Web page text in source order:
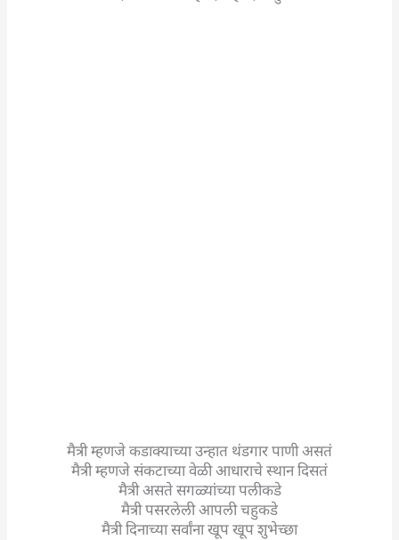
मैत्री म्हणजे कडाक्याच्या उन्हात थंडगार पाणी असतं
मैत्री म्हणजे संकटाच्या वेळी आधाराचे स्थान दिसतं
मैत्री असते सगळ्यांच्या पलीकडे
मैत्री पसरलेली आपली चहुकडे
मैत्री दिनाच्या सर्वांना खूप खूप शुभेच्छा